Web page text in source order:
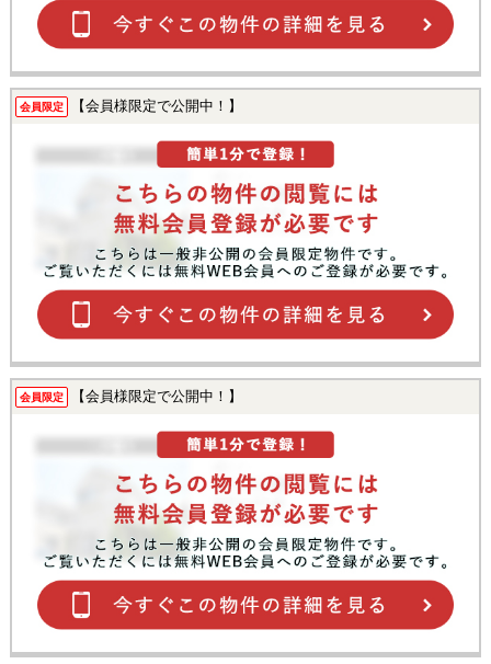
会員限定 【会員様限定で公開中！】
会員限定 【会員様限定で公開中！】